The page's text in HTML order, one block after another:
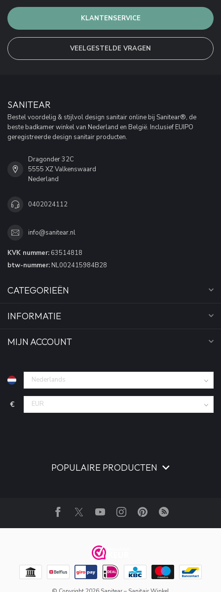
KLANTENSERVICE
VEELGESTELDE VRAGEN
SANITEAR
Bestel voordelig & stijlvol design sanitair online bij Sanitear®, de
beste badkamer winkel van Nederland en België. Inclusief EUIPO
geregistreerde design sanitair producten.
Dragonder 32C
5555 XZ Valkenswaard
Nederland
0402024112
info@sanitear.nl
KVK nummer: 63514818
btw-nummer: NL002415984B28
CATEGORIEËN
INFORMATIE
MIJN ACCOUNT
€
POPULAIRE PRODUCTEN